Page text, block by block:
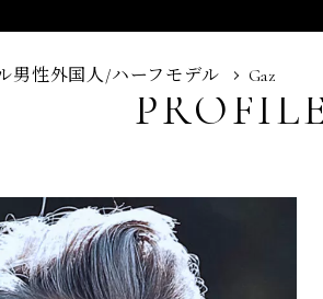
男性外国人/ハーフモデル Gaz